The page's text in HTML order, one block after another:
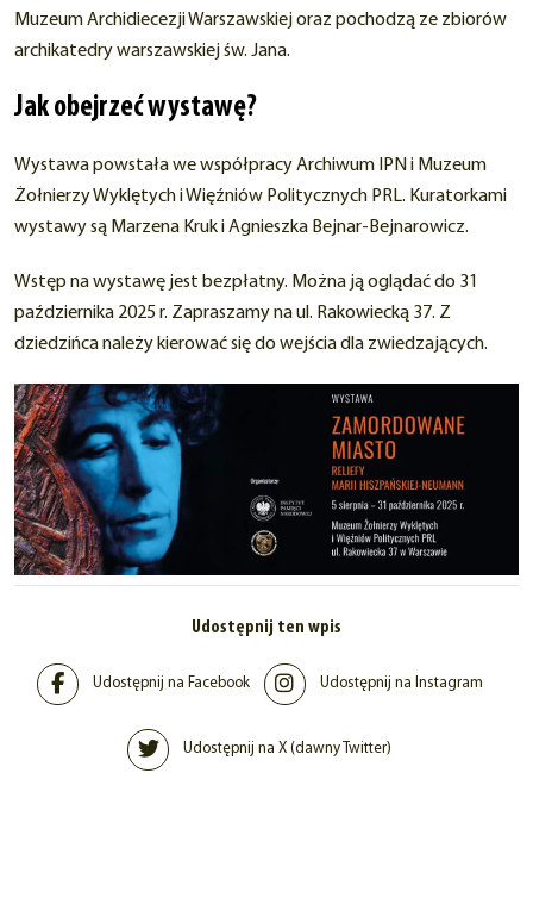
Muzeum Archidiecezji Warszawskiej oraz pochodzą ze zbiorów
archikatedry warszawskiej św. Jana.
Jak obejrzeć wystawę?
Wystawa powstała we współpracy Archiwum IPN i Muzeum
Żołnierzy Wyklętych i Więźniów Politycznych PRL. Kuratorkami
wystawy są Marzena Kruk i Agnieszka Bejnar-Bejnarowicz.
Wstęp na wystawę jest bezpłatny. Można ją oglądać do 31
października 2025 r. Zapraszamy na ul. Rakowiecką 37. Z
dziedzińca należy kierować się do wejścia dla zwiedzających.
Udostępnij ten wpis
Udostępnij na Facebook Udostępnij na Instagram
Udostępnij na X (dawny Twitter)